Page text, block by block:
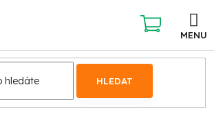
HLEDAT
NÁKUPNÍ
KOŠÍK